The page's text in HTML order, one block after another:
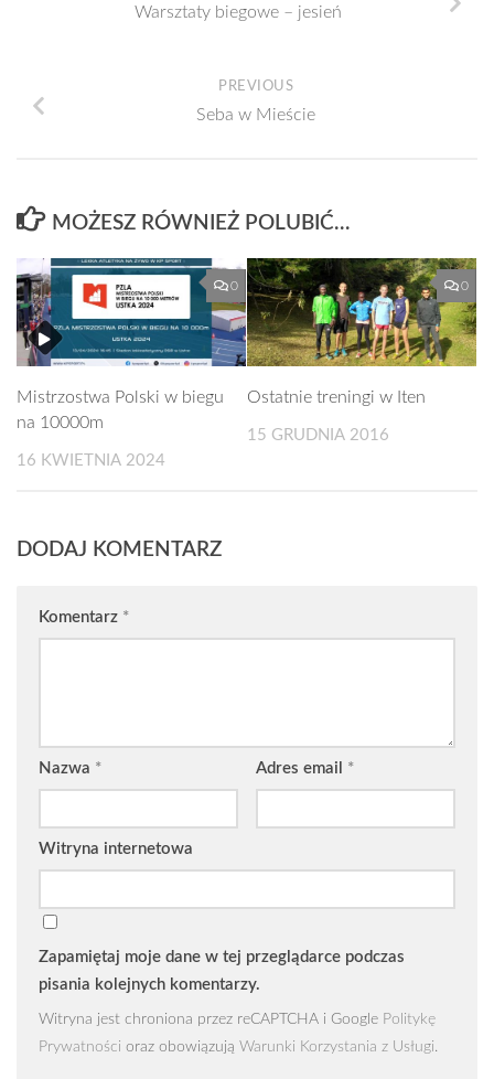
Warsztaty biegowe – jesień
PREVIOUS
Seba w Mieście
MOŻESZ RÓWNIEŻ POLUBIĆ…
0
Mistrzostwa Polski w biegu
na 10000m
16 KWIETNIA 2024
0
Ostatnie treningi w Iten
15 GRUDNIA 2016
DODAJ KOMENTARZ
Komentarz *
Nazwa * Adres email *
Witryna internetowa
Zapamiętaj moje dane w tej przeglądarce podczas
pisania kolejnych komentarzy.
Witryna jest chroniona przez reCAPTCHA i Google Politykę
Prywatności oraz obowiązują Warunki Korzystania z Usługi.